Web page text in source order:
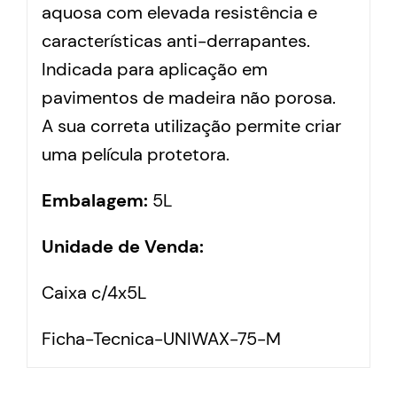
aquosa com elevada resistência e
características anti-derrapantes.
Indicada para aplicação em
pavimentos de madeira não porosa.
A sua correta utilização permite criar
uma película protetora.
Embalagem: 5L
Unidade de Venda:
Caixa c/4x5L
Ficha-Tecnica-UNIWAX-75-M